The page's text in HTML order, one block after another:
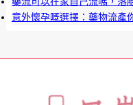
意外懷孕嘅選擇：藥物流產